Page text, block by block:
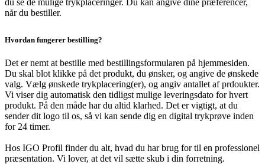
når du bestiller.
Hvordan fungerer bestilling?
Det er nemt at bestille med bestillingsformularen på hjemmesiden.
Du skal blot klikke på det produkt, du ønsker, og angive de ønskede
valg. Vælg ønskede trykplacering(er), og angiv antallet af prdoukter.
Vi viser dig automatisk den tidligst mulige leveringsdato for hvert
produkt. På den måde har du altid klarhed. Det er vigtigt, at du
sender dit logo til os, så vi kan sende dig en digital trykprøve inden
for 24 timer.
Hos IGO Profil finder du alt, hvad du har brug for til en professionel
præsentation. Vi lover, at det vil sætte skub i din forretning.